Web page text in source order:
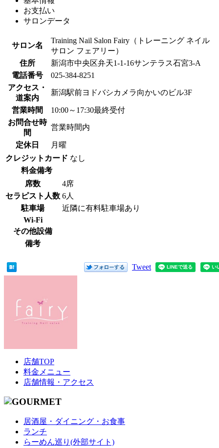
お支払い
サロンデータ
サロン名
Training Nail Salon Fairy（トレーニング ネイル
サロン フェアリー）
住所
新潟市中央区弁天1-1-16サンテラス石宮3-A
電話番号
025-384‐8251
アクセス・
道案内
新潟駅前ヨドバシカメラ向かいのビル3F
営業時間
10:00～17:30最終受付
お問合せ時
間
営業時間内
定休日
月曜
クレジットカード なし
料金備考
席数
4席
セラピスト人数 6人
駐車場
近隣に有料駐車場あり
Wi-Fi
その他設備
備考
Tweet
店舗TOP
料金メニュー
店舗情報・アクセス
居酒屋・ダイニング・お食事
ランチ
らーめん巡り(外部サイト)